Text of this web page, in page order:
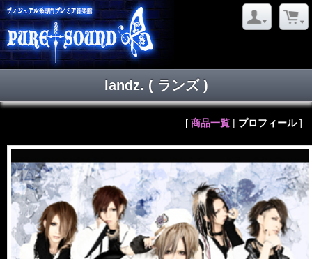
landz. ( ランズ )
[ 商品一覧 | プロフィール]